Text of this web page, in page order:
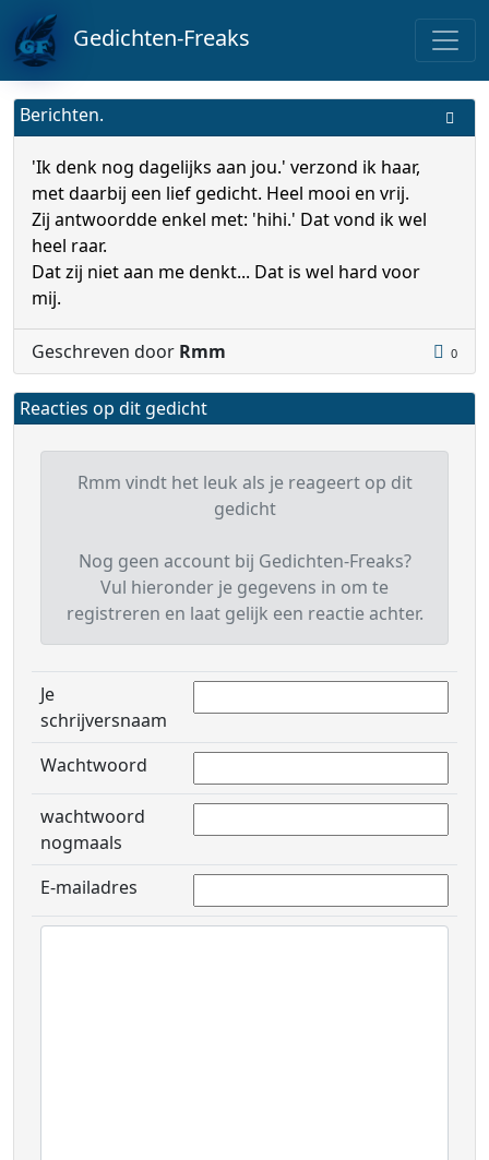
Gedichten-Freaks
Berichten.
'Ik denk nog dagelijks aan jou.' verzond ik haar,
met daarbij een lief gedicht. Heel mooi en vrij.
Zij antwoordde enkel met: 'hihi.' Dat vond ik wel
heel raar.
Dat zij niet aan me denkt... Dat is wel hard voor
mij.
Geschreven door Rmm 0
Reacties op dit gedicht
Rmm vindt het leuk als je reageert op dit
gedicht
Nog geen account bij Gedichten-Freaks?
Vul hieronder je gegevens in om te
registreren en laat gelijk een reactie achter.
Je
schrijversnaam
Wachtwoord
wachtwoord
nogmaals
E-mailadres